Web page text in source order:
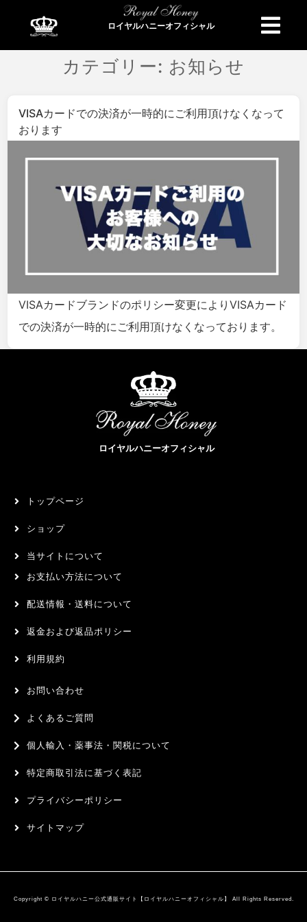
ロイヤルハニーオフィシャル
カテゴリー: お知らせ
VISAカードでの決済が一時的にご利用頂けなくなって
おります
VISAカードブランドのポリシー変更によりVISAカード
での決済が一時的にご利用頂けなくなっております。
ロイヤルハニーオフィシャル
トップページ
ショップ
当サイトについて
お支払い方法について
配送情報・送料について
返金および返品ポリシー
利用規約
お問い合わせ
よくあるご質問
個人輸入・薬事法・関税について
特定商取引法に基づく表記
プライバシーポリシー
サイトマップ
Copyright © ロイヤルハニー公式通販サイト【ロイヤルハニーオフィシャル】 All Rights Reserved.